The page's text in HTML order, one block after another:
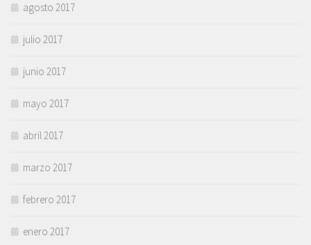
agosto 2017
julio 2017
junio 2017
mayo 2017
abril 2017
marzo 2017
febrero 2017
enero 2017